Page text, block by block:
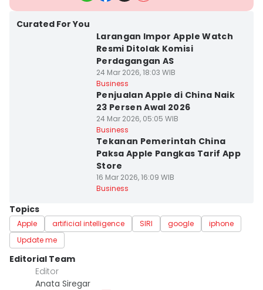
Curated For You
Larangan Impor Apple Watch
Resmi Ditolak Komisi
Perdagangan AS
24 Mar 2026, 18:03 WIB
Business
Penjualan Apple di China Naik
23 Persen Awal 2026
24 Mar 2026, 05:05 WIB
Business
Tekanan Pemerintah China
Paksa Apple Pangkas Tarif App
Store
16 Mar 2026, 16:09 WIB
Business
Topics
Apple artificial intelligence SIRI google
iphone
Update me
Editorial Team
Editor
Anata Siregar